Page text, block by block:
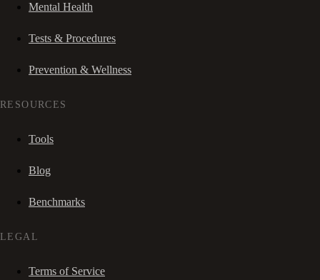
Mental Health
Tests & Procedures
Prevention & Wellness
RESOURCES
Tools
Blog
Benchmarks
LEGAL
Terms of Service